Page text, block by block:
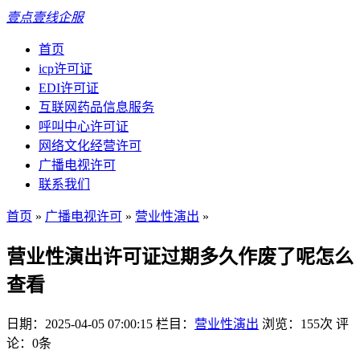
壹点壹线企服
首页
icp许可证
EDI许可证
互联网药品信息服务
呼叫中心许可证
网络文化经营许可
广播电视许可
联系我们
首页 » 广播电视许可 » 营业性演出 »
营业性演出许可证过期多久作废了呢怎么
查看
日期：2025-04-05 07:00:15 栏目： 营业性演出 浏览：155次 评
论：0条